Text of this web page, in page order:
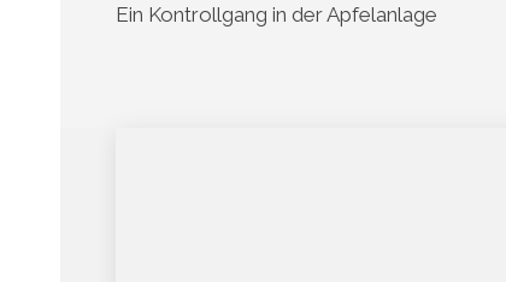
Ein Kontrollgang in der Apfelanlage